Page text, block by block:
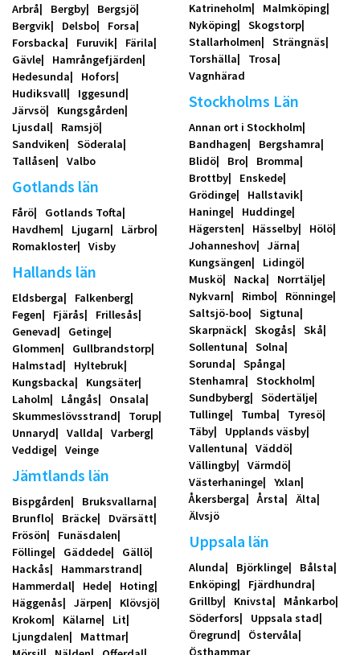
Arbrå Bergby
Bergsjö
Bergvik
Delsbo
Forsa
Forsbacka
Furuvik
Färila
Gävle
Hamrångefjärden
Hedesunda
Hofors
Hudiksvall
Iggesund
Järvsö
Kungsgården
Ljusdal
Ramsjö
Sandviken
Söderala
Tallåsen
Valbo
Gotlands län
Fårö
Gotlands Tofta
Havdhem
Ljugarn
Lärbro
Romakloster
Visby
Hallands län
Eldsberga
Falkenberg
Fegen
Fjärås
Frillesås
Genevad
Getinge
Glommen
Gullbrandstorp
Halmstad
Hyltebruk
Kungsbacka
Kungsäter
Laholm
Långås
Onsala
Skummeslövsstrand
Torup
Unnaryd
Vallda
Varberg
Veddige
Veinge
Jämtlands län
Bispgården
Bruksvallarna
Brunflo
Bräcke
Dvärsätt
Frösön
Funäsdalen
Föllinge
Gäddede
Gällö
Hackås
Hammarstrand
Hammerdal
Hede
Hoting
Häggenås
Järpen
Klövsjö
Krokom
Kälarne
Lit
Ljungdalen
Mattmar
Katrineholm
Malmköping
Nyköping
Skogstorp
Stallarholmen
Strängnäs
Torshälla
Trosa
Vagnhärad
Stockholms Län
Annan ort i Stockholm
Bandhagen
Bergshamra
Blidö
Bro
Bromma
Brottby
Enskede
Grödinge
Hallstavik
Haninge
Huddinge
Hägersten
Hässelby
Hölö
Johanneshov
Järna
Kungsängen
Lidingö
Muskö
Nacka
Norrtälje
Nykvarn
Rimbo
Rönninge
Saltsjö-boo
Sigtuna
Skarpnäck
Skogås
Skå
Sollentuna
Solna
Sorunda
Spånga
Stenhamra
Stockholm
Sundbyberg
Södertälje
Tullinge
Tumba
Tyresö
Täby
Upplands väsby
Vallentuna
Väddö
Vällingby
Värmdö
Västerhaninge
Yxlan
Åkersberga
Årsta
Älta
Älvsjö
Uppsala län
Alunda Björklinge
Bålsta
Enköping
Fjärdhundra
Grillby
Knivsta
Månkarbo
Söderfors
Uppsala stad
Öregrund
Östervåla